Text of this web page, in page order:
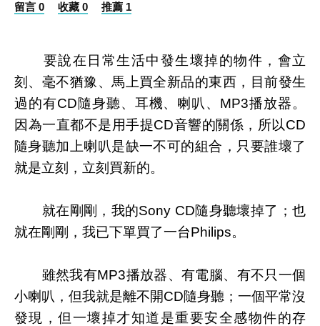
留言 0 收藏 0 推薦 1
要說在日常生活中發生壞掉的物件，會立
刻、毫不猶豫、馬上買全新品的東西，目前發生
過的有CD隨身聽、耳機、喇叭、MP3播放器。
因為一直都不是用手提CD音響的關係，所以CD
隨身聽加上喇叭是缺一不可的組合，只要誰壞了
就是立刻，立刻買新的。
就在剛剛，我的Sony CD隨身聽壞掉了；也
就在剛剛，我已下單買了一台Philips。
雖然我有MP3播放器、有電腦、有不只一個
小喇叭，但我就是離不開CD隨身聽；一個平常沒
發現，但一壞掉才知道是重要安全感物件的存